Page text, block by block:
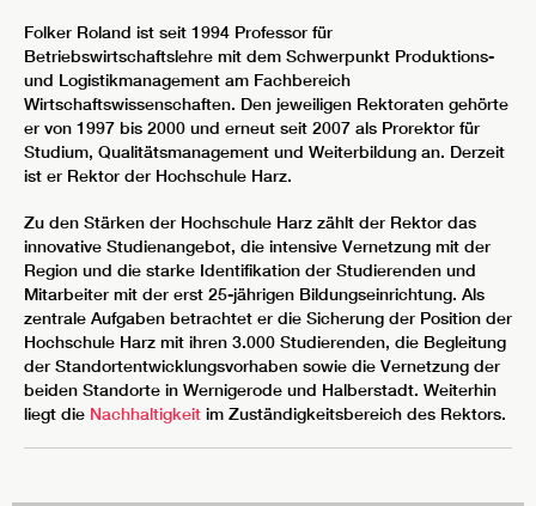
Folker Roland ist seit 1994 Professor für
Betriebswirtschaftslehre mit dem Schwerpunkt Produktions-
und Logistikmanagement am Fachbereich
Wirtschaftswissenschaften. Den jeweiligen Rektoraten gehörte
er von 1997 bis 2000 und erneut seit 2007 als Prorektor für
Studium, Qualitätsmanagement und Weiterbildung an. Derzeit
ist er Rektor der Hochschule Harz.
Zu den Stärken der Hochschule Harz zählt der Rektor das
innovative Studienangebot, die intensive Vernetzung mit der
Region und die starke Identifikation der Studierenden und
Mitarbeiter mit der erst 25-jährigen Bildungseinrichtung. Als
zentrale Aufgaben betrachtet er die Sicherung der Position der
Hochschule Harz mit ihren 3.000 Studierenden, die Begleitung
der Standortentwicklungsvorhaben sowie die Vernetzung der
beiden Standorte in Wernigerode und Halberstadt. Weiterhin
liegt die Nachhaltigkeit im Zuständigkeitsbereich des Rektors.